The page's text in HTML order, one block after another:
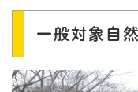
一般対象自